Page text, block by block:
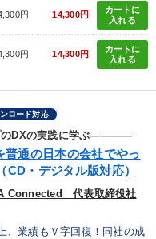
円 14,300円
カートに
入れる
円 14,300円
カートに
入れる
ロード対応
のDXの実践に学ぶ――――
普通の日本の会社でやっ
CD・デジタル版対応）
Connected 代表取締役社
、業績もＶ字回復！同社の成